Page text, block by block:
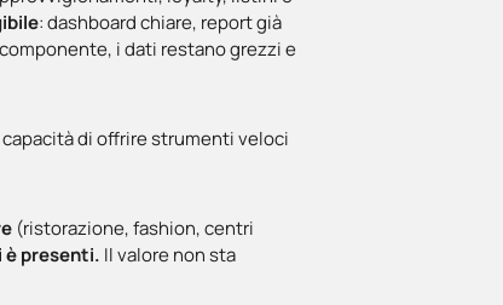
: dashboard chiare, report già
i dati restano grezzi e
capacità di offrire strumenti veloci
(ristorazione, fashion, centri
è presenti. Il valore non sta